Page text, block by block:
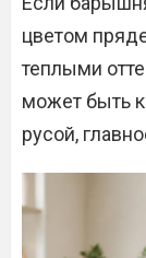
цветом
теплыми
может быть
русой,